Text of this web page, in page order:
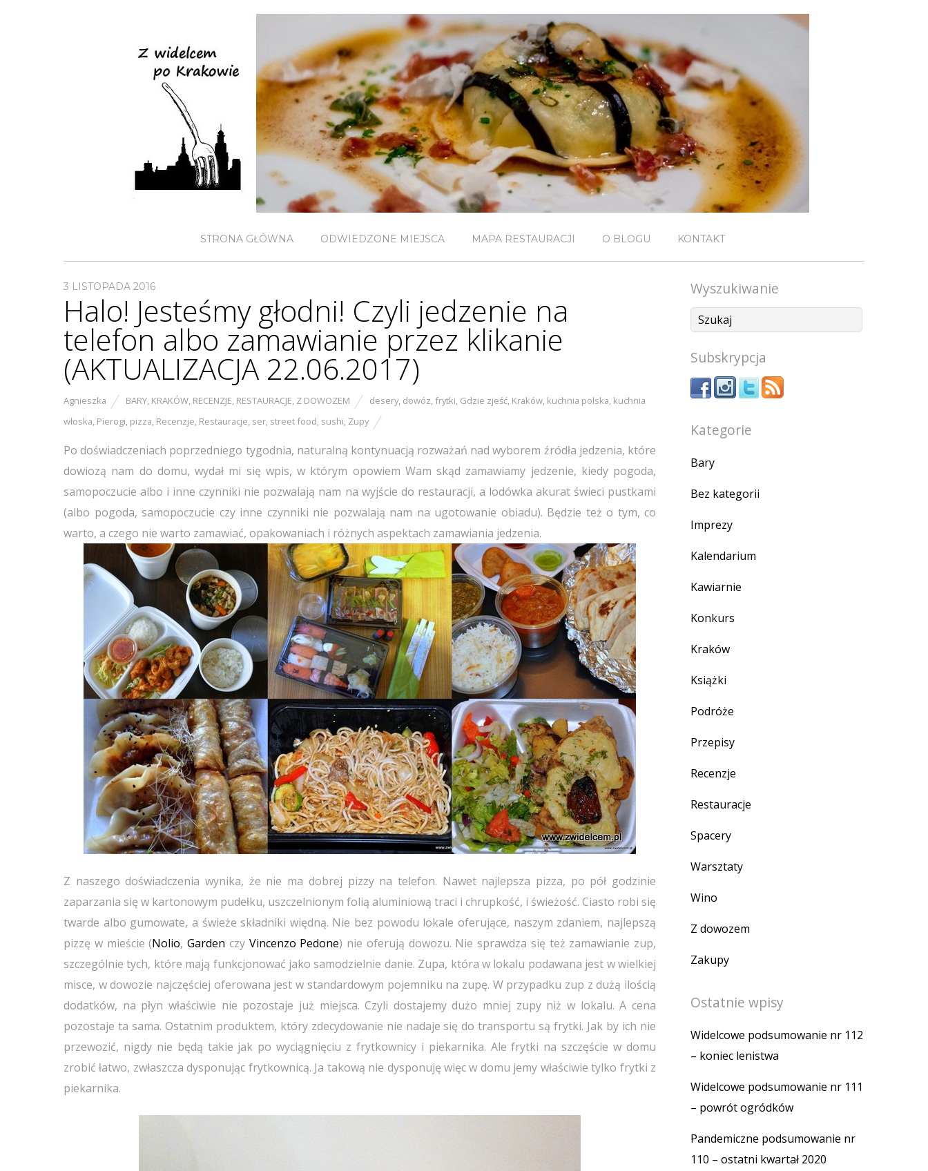
STRONA GŁÓWNA ODWIEDZONE MIEJSCA MAPA RESTAURACJI O BLOGU KONTAKT
3 LISTOPADA 2016
Halo! Jesteśmy głodni! Czyli jedzenie na
telefon albo zamawianie przez klikanie
(AKTUALIZACJA 22.06.2017)
Agnieszka BARY, KRAKÓW, RECENZJE, RESTAURACJE, Z DOWOZEM desery, dowóz, frytki, Gdzie zjeść, Kraków, kuchnia polska, kuchnia
włoska, Pierogi, pizza, Recenzje, Restauracje, ser, street food, sushi, Zupy
Po doświadczeniach poprzedniego tygodnia, naturalną kontynuacją rozważań nad wyborem źródła jedzenia, które
dowiozą nam do domu, wydał mi się wpis, w którym opowiem Wam skąd zamawiamy jedzenie, kiedy pogoda,
samopoczucie albo i inne czynniki nie pozwalają nam na wyjście do restauracji, a lodówka akurat świeci pustkami
(albo pogoda, samopoczucie czy inne czynniki nie pozwalają nam na ugotowanie obiadu). Będzie też o tym, co
warto, a czego nie warto zamawiać, opakowaniach i różnych aspektach zamawiania jedzenia.
Z naszego doświadczenia wynika, że nie ma dobrej pizzy na telefon. Nawet najlepsza pizza, po pół godzinie
zaparzania się w kartonowym pudełku, uszczelnionym folią aluminiową traci i chrupkość, i świeżość. Ciasto robi się
twarde albo gumowate, a świeże składniki więdną. Nie bez powodu lokale oferujące, naszym zdaniem, najlepszą
pizzę w mieście (Nolio, Garden czy Vincenzo Pedone) nie oferują dowozu. Nie sprawdza się też zamawianie zup,
szczególnie tych, które mają funkcjonować jako samodzielnie danie. Zupa, która w lokalu podawana jest w wielkiej
misce, w dowozie najczęściej oferowana jest w standardowym pojemniku na zupę. W przypadku zup z dużą ilością
dodatków, na płyn właściwie nie pozostaje już miejsca. Czyli dostajemy dużo mniej zupy niż w lokalu. A cena
pozostaje ta sama. Ostatnim produktem, który zdecydowanie nie nadaje się do transportu są frytki. Jak by ich nie
przewozić, nigdy nie będą takie jak po wyciągnięciu z frytkownicy i piekarnika. Ale frytki na szczęście w domu
zrobić łatwo, zwłaszcza dysponując frytkownicą. Ja takową nie dysponuję więc w domu jemy właściwie tylko frytki z
piekarnika.
Wyszukiwanie
Subskrypcja
Kategorie
Bary
Bez kategorii
Imprezy
Kalendarium
Kawiarnie
Konkurs
Kraków
Książki
Podróże
Przepisy
Recenzje
Restauracje
Spacery
Warsztaty
Wino
Z dowozem
Zakupy
Ostatnie wpisy
Widelcowe podsumowanie nr 112
– koniec lenistwa
Widelcowe podsumowanie nr 111
– powrót ogródków
Pandemiczne podsumowanie nr
110 – ostatni kwartał 2020